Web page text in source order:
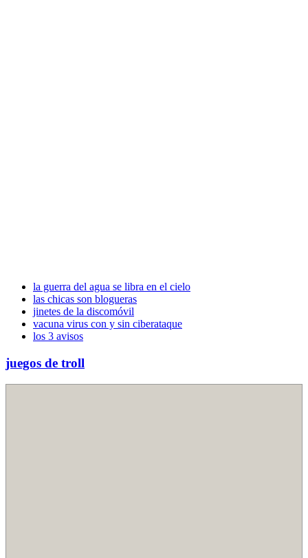
la guerra del agua se libra en el cielo
las chicas son blogueras
jinetes de la discomóvil
vacuna virus con y sin ciberataque
los 3 avisos
juegos de troll